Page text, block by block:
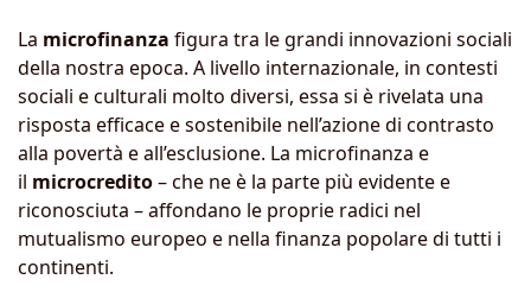
La microfinanza figura tra le grandi innovazioni sociali
della nostra epoca. A livello internazionale, in contesti
sociali e culturali molto diversi, essa si è rivelata una
risposta efficace e sostenibile nell’azione di contrasto
alla povertà e all’esclusione. La microfinanza e
il microcredito– che ne è la parte più evidente e
riconosciuta – affondano le proprie radici nel
mutualismo europeo e nella finanza popolare di tutti i
continenti.